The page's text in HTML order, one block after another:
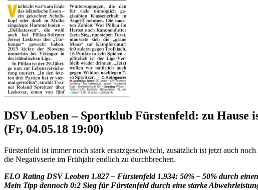
DSV Leoben – Sportklub Fürstenfeld: zu Hause
(Fr, 04.05.18 19:00)
Fürstenfeld ist immer noch stark ersatzgeschwächt, zusätzlich ist jetzt auch
die Negativserie im Frühjahr endlich zu durchbrechen.
ELO Rating DSV Leoben 1.827 – Fürstenfeld 1.934: 50% – 50% durch
Mein Tipp dennoch 0:2 Sieg für Fürstenfeld durch eine starke